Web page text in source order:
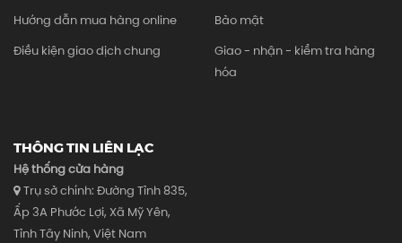
Hướng dẫn mua hàng online
Điều kiện giao dịch chung
Bảo mật
Giao - nhận - kiểm tra hàng
hóa
THÔNG TIN LIÊN LẠC
Hệ thống cửa hàng
Trụ sở chính: Đường Tỉnh 835,
Ấp 3A Phước Lợi, Xã Mỹ Yên,
Tỉnh Tây Ninh, Việt Nam